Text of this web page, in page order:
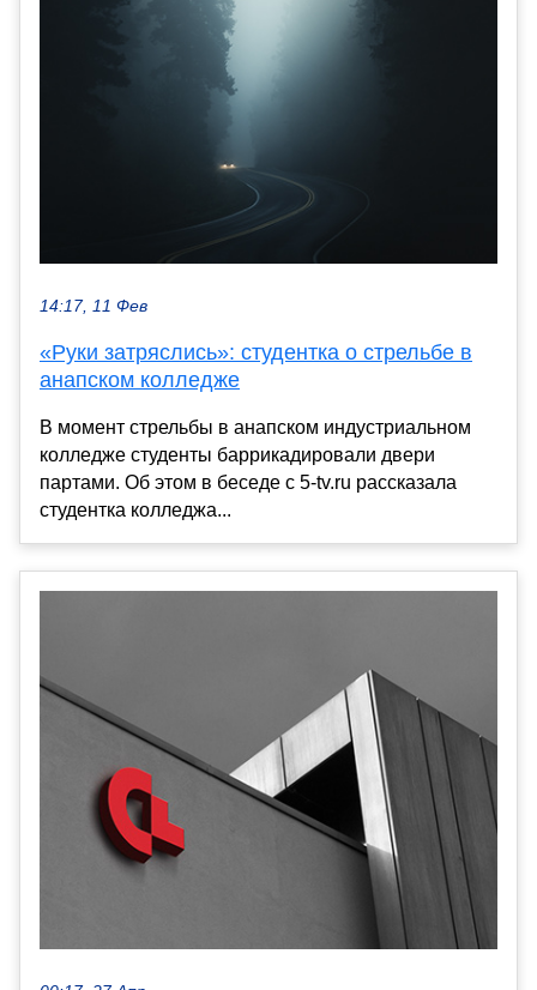
14:17, 11 Фев
«Руки затряслись»: студентка о стрельбе в
анапском колледже
В момент стрельбы в анапском индустриальном
колледже студенты баррикадировали двери
партами. Об этом в беседе с 5-tv.ru рассказала
студентка колледжа...